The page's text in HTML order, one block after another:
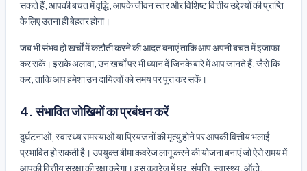
सकते हैं, आपकी बचत में वृद्धि, आपके जीवन स्तर और विशिष्ट वित्तीय उद्देश्यों की प्राप्ति
के लिए उतना ही बेहतर होगा।
जब भी संभव हो खर्चों में कटौती करने की आदत बनाएं ताकि आप अपनी बचत में इजाफा
कर सकें। इसके अलावा, उन खर्चों पर भी ध्यान दें जिनके बारे में आप जानते हैं, जैसे कि
कर, ताकि आप हमेशा उन दायित्वों को समय पर पूरा कर सकें।
4. संभावित जोखिमों का प्रबंधन करें
दुर्घटनाओं, स्वास्थ्य समस्याओं या प्रियजनों की मृत्यु होने पर आपकी वित्तीय भलाई
प्रभावित हो सकती है। उपयुक्त बीमा कवरेज लागू करने की योजना बनाएं जो ऐसे समय में
आपकी वित्तीय सुरक्षा की रक्षा करेगा। इस कवरेज में घर, संपत्ति, स्वास्थ्य, ऑटो,